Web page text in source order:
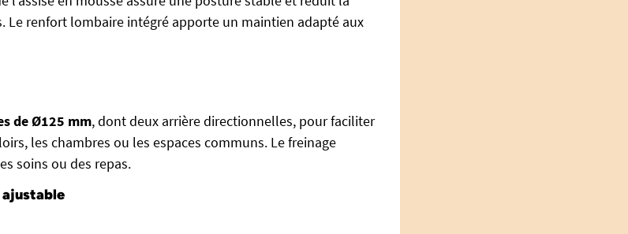
Le renfort lombaire intégré apporte un maintien adapté aux
de Ø125 mm, dont deux arrière directionnelles, pour faciliter
les chambres ou les espaces communs. Le freinage
soins ou des repas.
ajustable